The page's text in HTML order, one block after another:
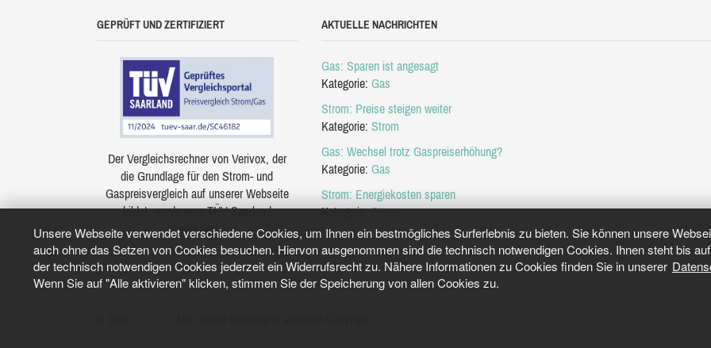
Unsere Webseite verwendet verschiedene Cookies, um Ihnen ein bestmögliches Surferlebnis zu bieten. Sie können unsere
auch ohne das Setzen von Cookies besuchen. Hiervon ausgenommen sind die technisch notwendigen Cookies. Ihnen steht bis
der technisch notwendigen Cookies jederzeit ein Widerrufsrecht zu. Nähere Informationen zu Cookies finden Sie in unserer
Wenn Sie auf "Alle aktivieren" klicken, stimmen Sie der Speicherung von allen Cookies zu.
GEPRÜFT UND ZERTIFIZIERT
Der Vergleichsrechner von Verivox, der
die Grundlage für den Strom- und
Gaspreisvergleich auf unserer Webseite
bildet, wurde vom TÜV Saarland
zertifiziert.
AKTUELLE NACHRICHTEN
Gas: Sparen ist angesagt
Kategorie: Gas
Strom: Preise steigen weiter
Kategorie: Strom
Gas: Wechsel trotz Gaspreiserhöhung?
Kategorie: Gas
Strom: Energiekosten sparen
Kategorie:Strom